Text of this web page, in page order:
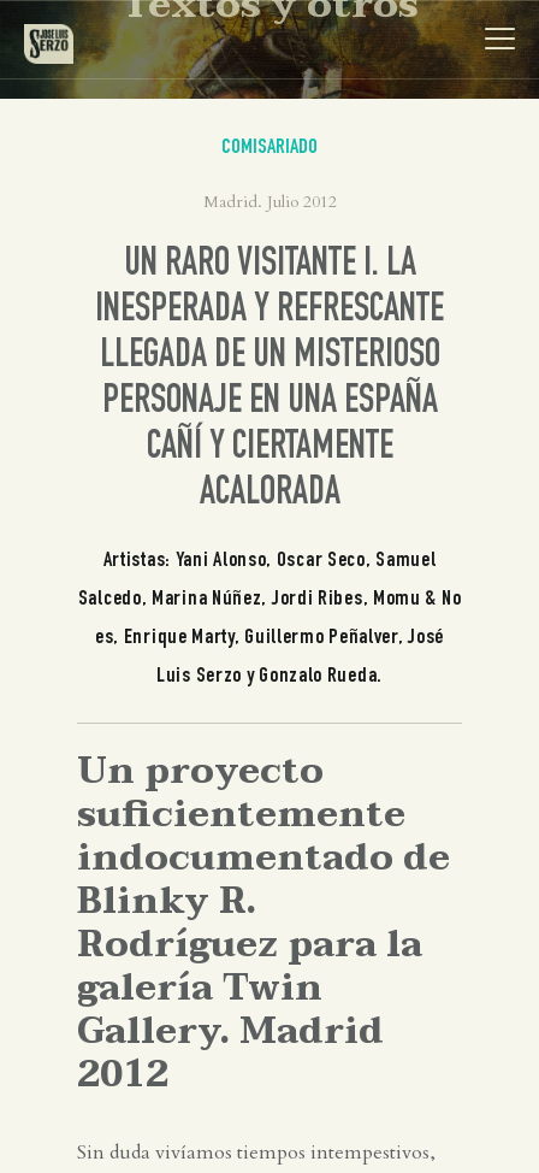
Biografía
Noticias
Contacto
Inglés
COMISARIADO
Madrid. Julio 2012
UN RARO VISITANTE I. LA
INESPERADA Y REFRESCANTE
LLEGADA DE UN MISTERIOSO
PERSONAJE EN UNA ESPAÑA
CAÑÍ Y CIERTAMENTE
ACALORADA
Artistas: Yani Alonso, Oscar Seco, Samuel
Salcedo, Marina Núñez, Jordi Ribes, Momu & No
es, Enrique Marty, Guillermo Peñalver, José
Luis Serzo y Gonzalo Rueda.
Un proyecto
suficientemente
indocumentado de
Blinky R.
Rodríguez para la
galería Twin
Gallery. Madrid
2012
Sin duda vivíamos tiempos intempestivos,